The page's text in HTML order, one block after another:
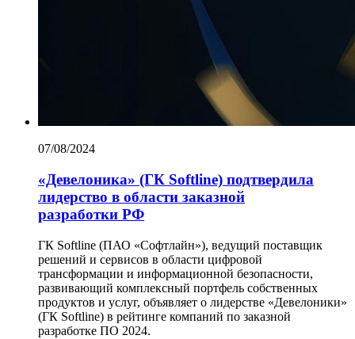
07/08/2024
«Девелоника» (ГК Softline) подтвердила
лидерство в области заказной
разработки РФ
ГК Softline (ПАО «Софтлайн»), ведущий поставщик
решений и сервисов в области цифровой
трансформации и информационной безопасности,
развивающий комплексный портфель собственных
продуктов и услуг, объявляет о лидерстве «Девелоники»
(ГК Softline) в рейтинге компаний по заказной
разработке ПО 2024.